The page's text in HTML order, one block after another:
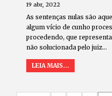
19 abr, 2022
As sentenças nulas são
algum vício de cunho
procedendo, que
não solucionada pelo juiz…
LEIA MAIS...